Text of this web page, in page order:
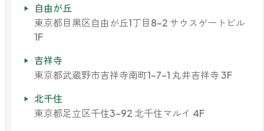
自由が丘
東京都目黒区自由が丘1丁目8-2 サウスゲートビル
1F
吉祥寺
東京都武蔵野市吉祥寺南町1-7-1 丸井吉祥寺 3F
北千住
東京都足立区千住3-92 北千住マルイ 4F